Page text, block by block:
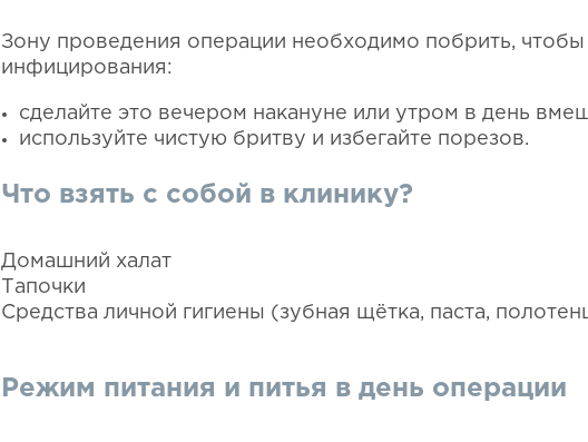
Зону проведения операции необходимо побрить,
инфицирования:
сделайте это вечером накануне или утром в день
используйте чистую бритву и избегайте порезов.
Что взять с собой в клинику?
Домашний халат
Тапочки
Средства личной гигиены (зубная щётка, паста,
Режим питания и питья в день операции